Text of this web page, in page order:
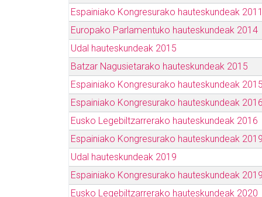
Espainiako Kongresurako hauteskundeak 2011
Europako Parlamentuko hauteskundeak 2014
Udal hauteskundeak 2015
Batzar Nagusietarako hauteskundeak 2015
Espainiako Kongresurako hauteskundeak 2015
Espainiako Kongresurako hauteskundeak 2016
Eusko Legebiltzarrerako hauteskundeak 2016
Espainiako Kongresurako hauteskundeak
Udal hauteskundeak 2019
Espainiako Kongresurako hauteskundeak
Eusko Legebiltzarrerako hauteskundeak 2020